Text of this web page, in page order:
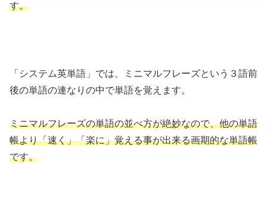
す。
「システム英単語」では、ミニマルフレーズという３語前
後の単語の連なりの中で単語を覚えます。
ミニマルフレーズの単語の並べ方が絶妙なので、他の単語
帳より「速く」「楽に」覚える事が出来る画期的な単語帳
です。